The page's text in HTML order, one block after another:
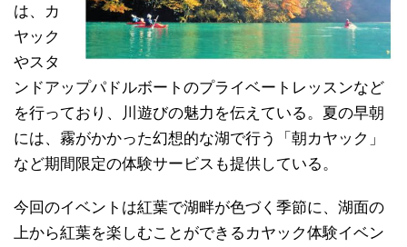
は、カ
ヤック
やスタ
ンドアップパドルボートのプライベートレッスンなど
を行っており、川遊びの魅力を伝えている。夏の早朝
には、霧がかかった幻想的な湖で行う「朝カヤック」
など期間限定の体験サービスも提供している。
今回のイベントは紅葉で湖畔が色づく季節に、湖面の
上から紅葉を楽しむことができるカヤック体験イベン